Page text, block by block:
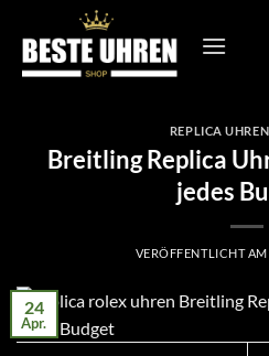
Inhalt
springen
REPLICA
Breitling Replica
jedes
VERÖFFENTLICHT AM
24
Apr.